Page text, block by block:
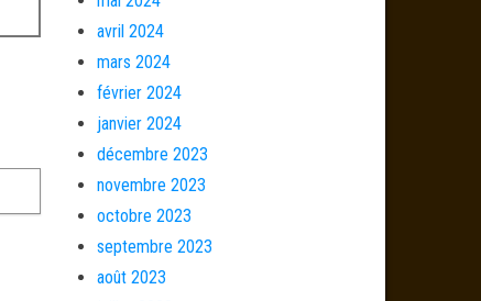
avril 2024
mars 2024
février 2024
janvier 2024
décembre 2023
novembre 2023
octobre 2023
septembre 2023
août 2023